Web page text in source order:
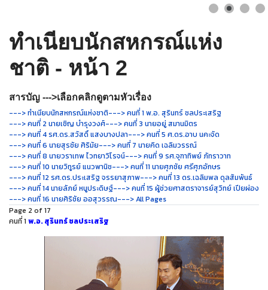
ทำเนียบนักสหกรณ์แห่ง
ชาติ - หน้า 2
สารบัญ --->เลือกคลิกดูตามหัวเรื่อง
---> ทำเนียบนักสหกรณ์แห่งชาติ---> คนที่ 1 พ.อ. สุรินทร์ ชลประเสริฐ
---> คนที่ 2 นายเชิญ บำรุงวงศ์---> คนที่ 3 นายอยู่ สมานมิตร
---> คนที่ 4 รศ.ดร.สวัสดิ์ แสงบางปลา---> คนที่ 5 ศ.ดร.อาบ นคะจัด
---> คนที่ 6 นายสุรชัย ศิริมัย---> คนที่ 7 นายคิด เฉลิมวรรณ์
---> คนที่ 8 นายวราเทพ ไวทยาวิโรจน์---> คนที่ 9 รศ.จุฑาทิพย์ ภัทราวาท
---> คนที่ 10 นายวิทูรย์ แนวพานิช---> คนที่ 11 นายศุภชัย ศรีศุภอักษร
---> คนที่ 12 รศ.ดร.ประเสริฐ จรรยาสุภาพ---> คนที่ 13 ดร.เฉลิมพล ดุลสัมพันธ์
---> คนที่ 14 นายลัภย์ หนูประดิษฐ์---> คนที่ 15 ผู้ช่วยศาสตราจารย์สุวิทย์ เปียผ่อง
---> คนที่ 16 นายศิริชัย ออสุวรรณ---> All Pages
Page 2 of 17
คนที่ 1 พ.อ. สุรินทร์ ชลประเสริฐ